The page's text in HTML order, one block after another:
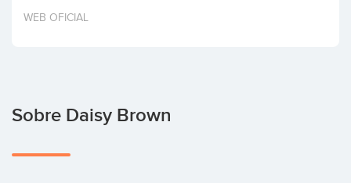
Invertir
WEB OFICIAL
Sobre Daisy Brown